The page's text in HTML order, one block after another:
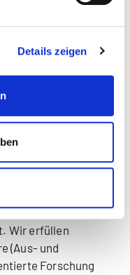
Details zeigen
Recht,
Psychologie
,
nach
Wir erfüllen
(Aus- und
Forschung